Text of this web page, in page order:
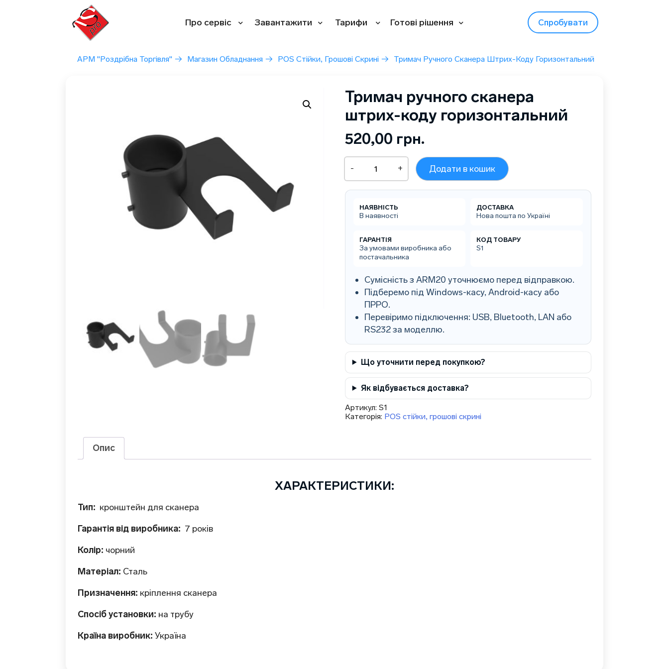
Про сервіс Завантажити Тарифи Готові рішення Спробувати
АРМ "Роздрібна Торгівля" → Магазин Обладнання → POS Стійки, Грошові Скрині → Тримач Ручного Сканера Штрих-Коду Горизонтальний
Тримач ручного сканера
штрих-коду горизонтальний
520,00 грн.
Тримач
ручного
сканера
штрих-
горизонтальний
кількість
- + Додати в кошик
НАЯВНІСТЬ
В наявності
ДОСТАВКА
Нова пошта по Україні
ГАРАНТІЯ
За умовами виробника або
постачальника
КОД ТОВАРУ
S1
Сумісність з ARM20 уточнюємо перед відправкою.
Підберемо під Windows-касу, Android-касу або
ПРРО.
Перевіримо підключення: USB, Bluetooth, LAN або
RS232 за моделлю.
Що уточнити перед покупкою?
Як відбувається доставка?
Артикул: S1
Категорія: POS стійки, грошові скрині
Опис
ХАРАКТЕРИСТИКИ:
Тип: кронштейн для сканера
Гарантія від виробника: 7 років
Колір: чорний
Матеріал: Сталь
Призначення: кріплення сканера
Спосіб установки: на трубу
Країна виробник: Україна